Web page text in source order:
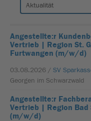
Angestellte:r
Vertrieb | Region St.
Furtwangen (m/w/d)
03.08.2026 / SV
Georgen im Schwarzwald
Angestellte:r
Vertrieb | Region Bad
(m/w/d)